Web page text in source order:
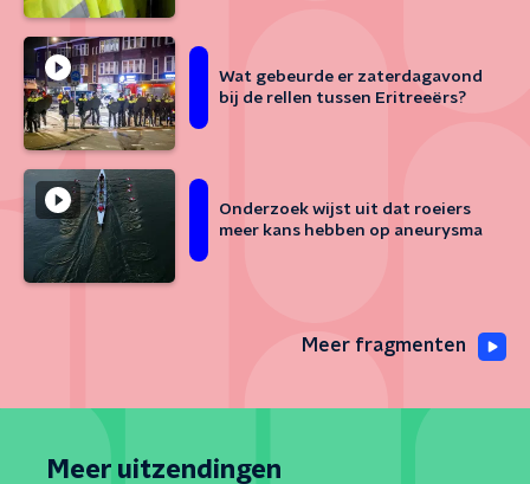
Wat gebeurde er zaterdagavond
bij de rellen tussen Eritreeërs?
Onderzoek wijst uit dat roeiers
meer kans hebben op aneurysma
Meer fragmenten
Meer uitzendingen